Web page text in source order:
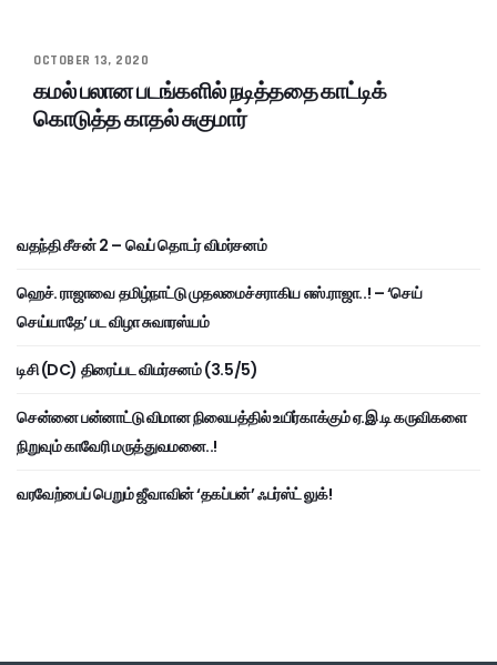
OCTOBER 13, 2020
கமல் பலான படங்களில் நடித்ததை காட்டிக்
கொடுத்த காதல் சுகுமார்
வதந்தி சீசன் 2 – வெப் தொடர் விமர்சனம்
ஹெச். ராஜாவை தமிழ்நாட்டு முதலமைச்சராகிய எஸ்.ராஜா..! – ‘செய்
செய்யாதே’ பட விழா சுவாரஸ்யம்
டிசி (DC) திரைப்பட விமர்சனம் (3.5/5)
சென்னை பன்னாட்டு விமான நிலையத்தில் உயிர்காக்கும் ஏ.இ.டி கருவிகளை
நிறுவும் காவேரி மருத்துவமனை..!
வரவேற்பைப் பெறும் ஜீவாவின் ‘தகப்பன்’ ஃபர்ஸ்ட் லுக்!